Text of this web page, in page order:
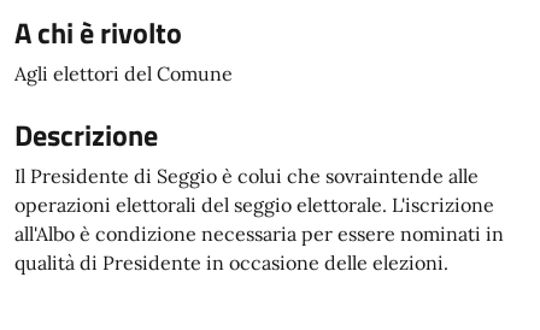
A chi è rivolto
Agli elettori del Comune
Descrizione
Il Presidente di Seggio è colui che sovraintende alle
operazioni elettorali del seggio elettorale. L'iscrizione
all'Albo è condizione necessaria per essere nominati in
qualità di Presidente in occasione delle elezioni.